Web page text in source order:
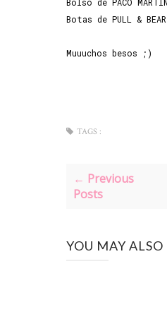
Botas de PULL &
Muuuchos besos ;)
TAGS :
← Previous
Posts
YOU MAY ALSO